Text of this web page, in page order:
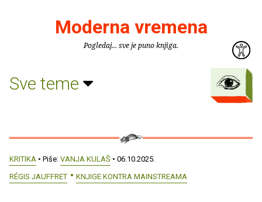
Moderna vremena
Pogledaj... sve je puno knjiga.
Sve teme
KRITIKA • Piše: VANJA KULAŠ • 06.10.2025.
RÉGIS JAUFFRET
KNJIGE KONTRA MAINSTREAMA